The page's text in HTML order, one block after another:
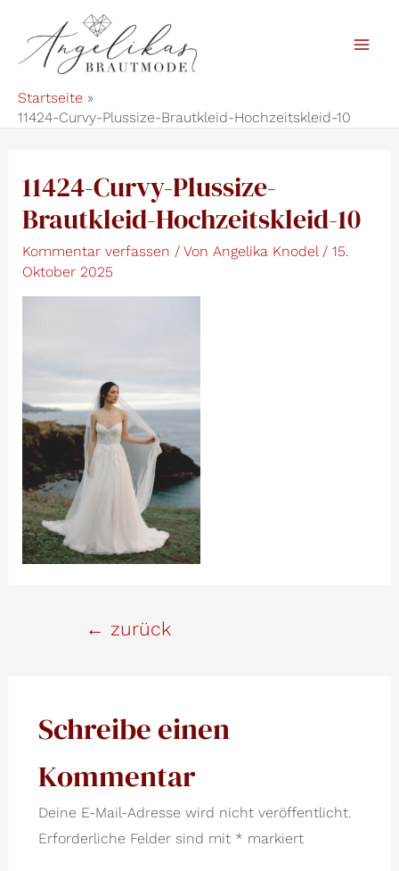
Inhalt
springen
Startseite
11424-Curvy-Plussize-Brautkleid-Hochzeitskleid-10
11424-Curvy-Plussize-
Brautkleid-Hochzeitskleid-10
Kommentar verfassen / Von Angelika Knodel / 15.
Oktober 2025
← zurück
Schreibe einen
Kommentar
Deine E-Mail-Adresse wird nicht veröffentlicht.
Erforderliche Felder sind mit * markiert